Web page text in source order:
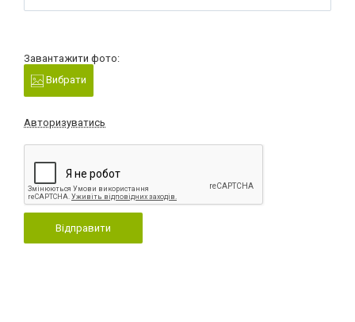
Завантажити фото:
Вибрати
Авторизуватись
Відправити